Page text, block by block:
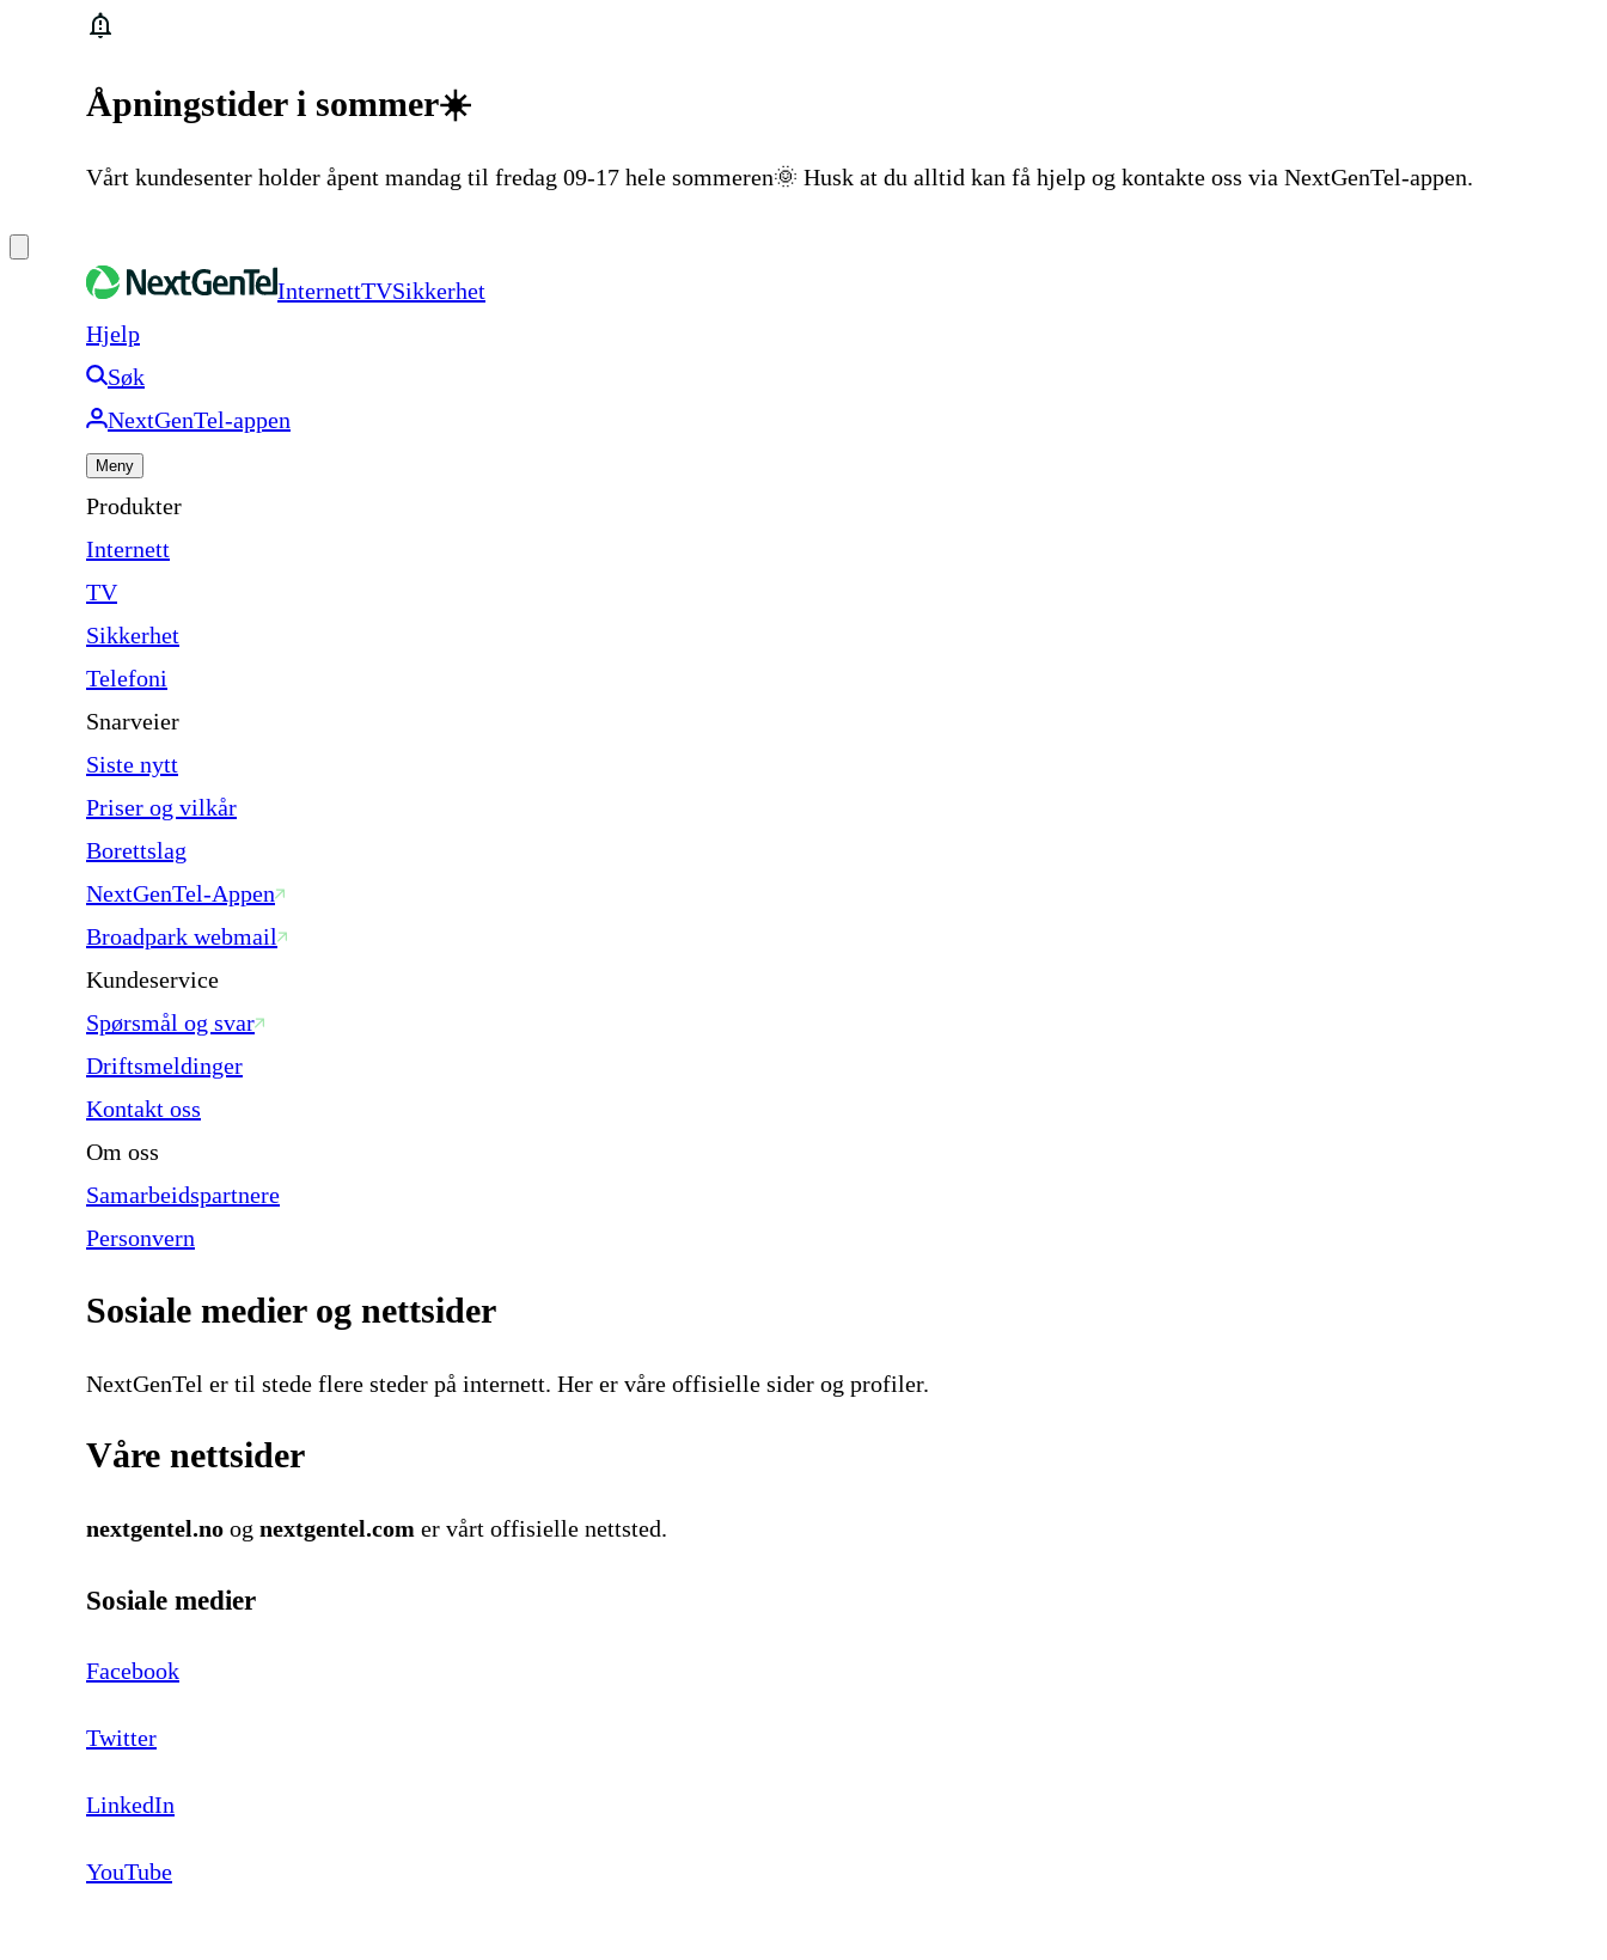
Åpningstider i sommer☀️
Vårt kundesenter holder åpent mandag til fredag 09-17 hele sommeren🌞 Husk at du alltid kan få hjelp og kontakte oss via NextGenTel-appen.
InternettTVSikkerhet
Hjelp
Søk
NextGenTel-appen
Meny
Produkter
Internett
TV
Sikkerhet
Telefoni
Snarveier
Siste nytt
Priser og vilkår
Borettslag
NextGenTel-Appen
Broadpark webmail
Kundeservice
Spørsmål og svar
Driftsmeldinger
Kontakt oss
Om oss
Samarbeidspartnere
Personvern
Sosiale medier og nettsider
NextGenTel er til stede flere steder på internett. Her er våre offisielle sider og profiler.
Våre nettsider
nextgentel.no og nextgentel.com er vårt offisielle nettsted.
Sosiale medier
Facebook
Twitter
LinkedIn
YouTube